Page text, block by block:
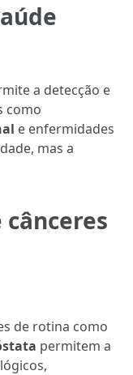
a detecção e
como
e enfermidades
mas a
cânceres
de rotina como
permitem a